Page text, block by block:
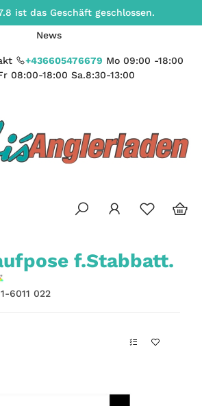
ist das Geschäft geschlossen.
News
+436605476679 Mo 09:00 -18:00
08:00-18:00 Sa.8:30-13:00
f.Stabbatt.
6011 022